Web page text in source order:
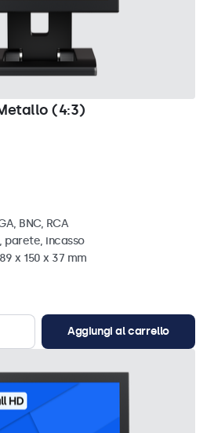
(4:3)
BNC, RCA
parete, incasso
x 150 x 37 mm
Aggiungi al carrello